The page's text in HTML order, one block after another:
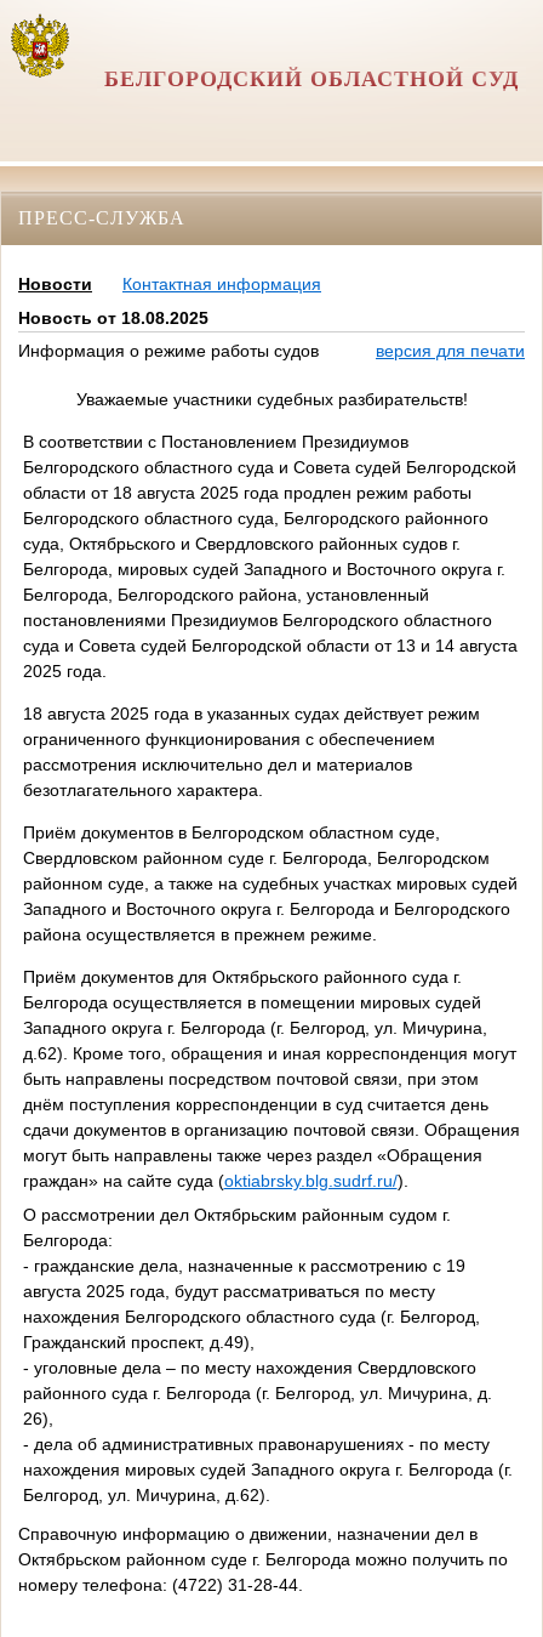
БЕЛГОРОДСКИЙ ОБЛАСТНОЙ СУД
ПРЕСС-СЛУЖБА
Новости
Контактная информация
Новость от 18.08.2025
Информация о режиме работы судов
версия для печати
Уважаемые участники судебных разбирательств!
В соответствии с Постановлением Президиумов
Белгородского областного суда и Совета судей Белгородской
области от 18 августа 2025 года продлен режим работы
Белгородского областного суда, Белгородского районного
суда, Октябрьского и Свердловского районных судов г.
Белгорода, мировых судей Западного и Восточного округа г.
Белгорода, Белгородского района, установленный
постановлениями Президиумов Белгородского областного
суда и Совета судей Белгородской области от 13 и 14 августа
2025 года.
18 августа 2025 года в указанных судах действует режим
ограниченного функционирования с обеспечением
рассмотрения исключительно дел и материалов
безотлагательного характера.
Приём документов в Белгородском областном суде,
Свердловском районном суде г. Белгорода, Белгородском
районном суде, а также на судебных участках мировых судей
Западного и Восточного округа г. Белгорода и Белгородского
района осуществляется в прежнем режиме.
Приём документов для Октябрьского районного суда г.
Белгорода осуществляется в помещении мировых судей
Западного округа г. Белгорода (г. Белгород, ул. Мичурина,
д.62). Кроме того, обращения и иная корреспонденция могут
быть направлены посредством почтовой связи, при этом
днём поступления корреспонденции в суд считается день
сдачи документов в организацию почтовой связи. Обращения
могут быть направлены также через раздел «Обращения
граждан» на сайте суда (oktiabrsky.blg.sudrf.ru/).
О рассмотрении дел Октябрьским районным судом г.
Белгорода:
- гражданские дела, назначенные к рассмотрению с 19
августа 2025 года, будут рассматриваться по месту
нахождения Белгородского областного суда (г. Белгород,
Гражданский проспект, д.49),
- уголовные дела – по месту нахождения Свердловского
районного суда г. Белгорода (г. Белгород, ул. Мичурина, д.
26),
- дела об административных правонарушениях - по месту
нахождения мировых судей Западного округа г. Белгорода (г.
Белгород, ул. Мичурина, д.62).
Справочную информацию о движении, назначении дел в
Октябрьском районном суде г. Белгорода можно получить по
номеру телефона: (4722) 31-28-44.